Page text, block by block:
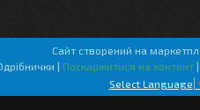
Сайт створений на
АВТОдрібнички | Поскаржитися на контент |
Select Language